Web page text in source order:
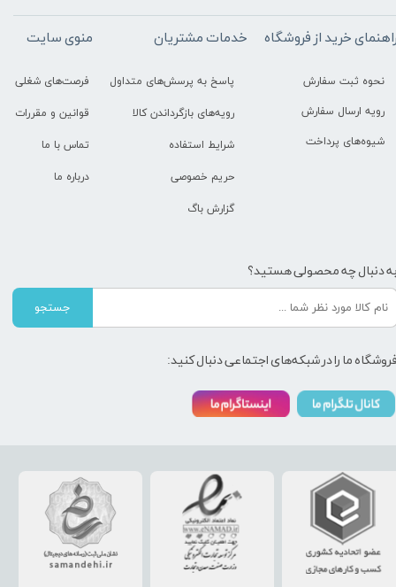
خرید از فروشگاه
نحوه ثبت سفارش
رویه ارسال سفارش
شیوه‌های پرداخت
خدمات مشتریان
پاسخ به پرسش‌های متداول
رویه‌های بازگرداندن کالا
شرایط استفاده
حریم خصوصی
گزارش باگ
منوی سایت
فرصت‌های شغلی
قوانین و مقررات
تماس با ما
درباره ما
دنبال چه محصولی هستید؟
جستجو
ما را در شبکه‌های اجتماعی دنبال کنید: